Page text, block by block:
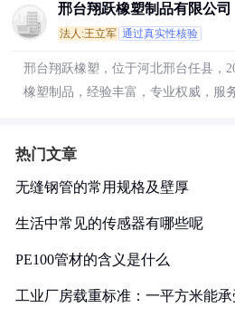
邢台翔跃橡塑制品有限公司
法人:王立军 通过真实性核验
邢台翔跃橡塑，位于河北邢台任县，
橡塑制品，经验丰富，专业权威，服
热门文章
无缝钢管的常用规格及壁厚
生活中常见的传感器有哪些呢
PE100管材的含义是什么
工业厂房载重标准：一平方米能